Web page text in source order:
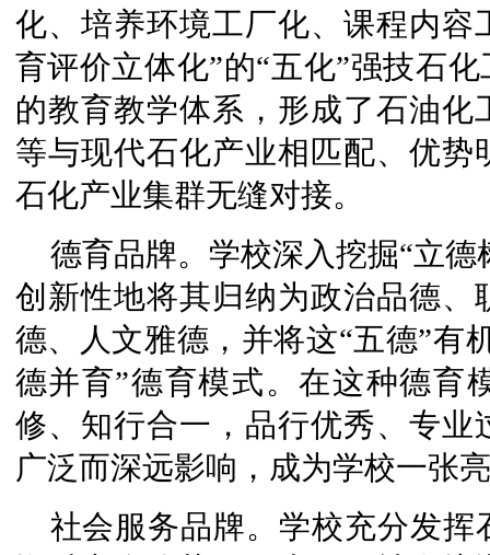
化、培养环境工厂化、课程内
育评价立体化”的“五化”强技石
的教育教学体系，形成了石油
等与现代石化产业相匹配、优势
石化产业集群无缝对接。
德育品牌。学校深入挖掘“立
创新性地将其归纳为政治品德
德、人文雅德，并将这“五德”有
德并育”德育模式。在这种德育
修、知行合一，品行优秀、专
广泛而深远影响，成为学校一张
社会服务品牌。学校充分发